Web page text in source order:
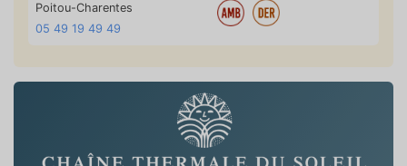
Poitou-Charentes
05 49 19 49 49